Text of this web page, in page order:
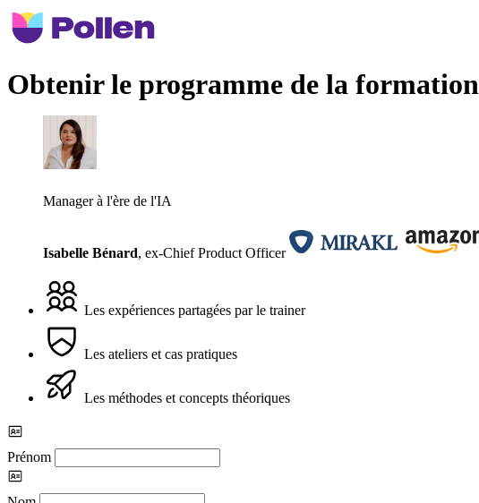
Obtenir le programme de la formation
Manager à l'ère de l'IA
Isabelle Bénard ex-Chief Product Officer
Les expériences partagées par le trainer
Les ateliers et cas pratiques
Les méthodes et concepts théoriques
Prénom